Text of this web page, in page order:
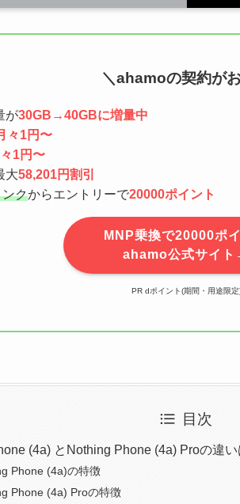
＼ahamoの契約が
が30GB→40GBに増量中
々1円〜
1円〜
大58,201円割引
クからエントリーで20000ポイント
MNP乗換で20000ポ
ahamo公式サイト
PR dポイント(期間・用途限定
目次
(4a) とNothing Phone (4a) Proの違い
Phone (4a)の特徴
Phone (4a) Proの特徴